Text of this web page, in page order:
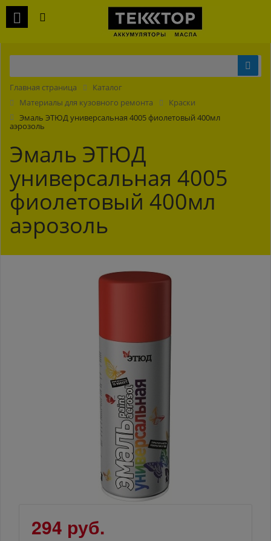
Главная страница
Каталог
Материалы для кузовного ремонта
Краски
Эмаль ЭТЮД универсальная 4005 фиолетовый 400мл
аэрозоль
Эмаль ЭТЮД
универсальная 4005
фиолетовый 400мл
аэрозоль
294 руб.